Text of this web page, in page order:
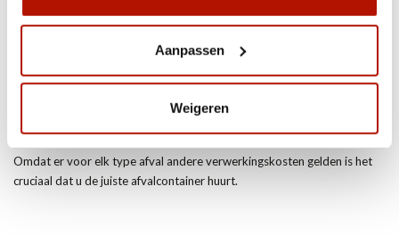
Aanpassen
Weigeren
Soorten afval om rekening mee te
houden bij een container huren
Een afvalcontainer huren zonder problemen begint met het bepalen van
het type afval dat u wilt afvoeren. Hieronder zijn de verschillende
soorten afval die worden onderscheiden:
Omdat er voor elk type afval andere verwerkingskosten gelden is het
cruciaal dat u de juiste afvalcontainer huurt.